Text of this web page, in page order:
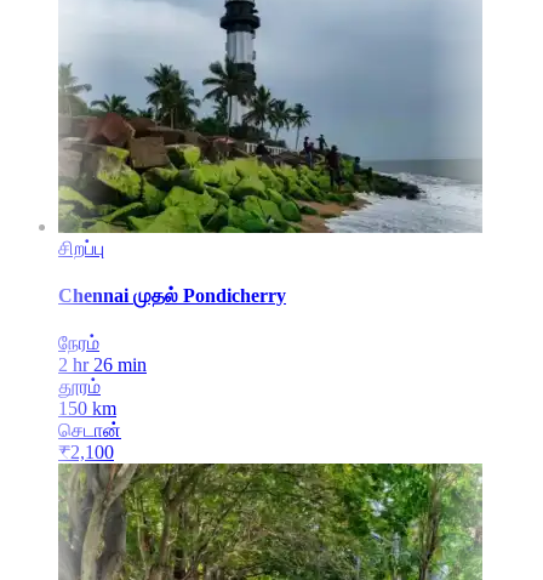
சிறப்பு
Chennai முதல் Pondicherry
நேரம்
2 hr 26 min
தூரம்
150 km
செடான்
₹2,100